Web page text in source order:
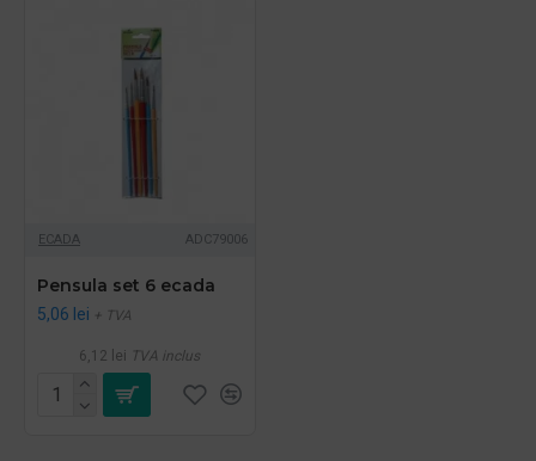
ECADA ADC79006
Pensula set 6 ecada
5,06 lei + TVA
6,12 lei TVA inclus